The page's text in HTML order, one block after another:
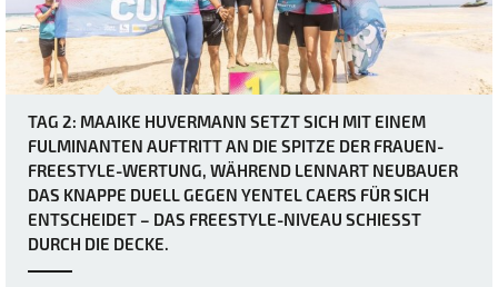
TAG 2: MAAIKE HUVERMANN SETZT SICH MIT EINEM
FULMINANTEN AUFTRITT AN DIE SPITZE DER FRAUEN-
FREESTYLE-WERTUNG, WÄHREND LENNART NEUBAUER
DAS KNAPPE DUELL GEGEN YENTEL CAERS FÜR SICH
ENTSCHEIDET – DAS FREESTYLE-NIVEAU SCHIESST D
URCH DIE DECKE.